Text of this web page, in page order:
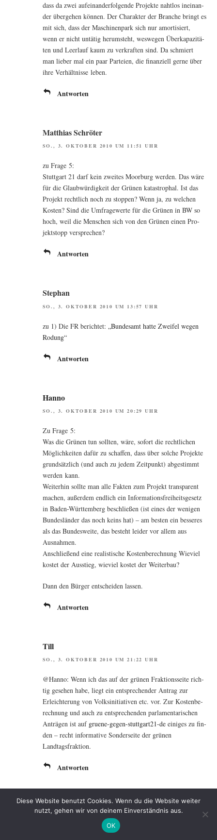
dass da zwei auf­ein­an­der­fol­gen­de Pro­jek­te naht­los inein­an­
der über­ge­hen kön­nen. Der Cha­rak­ter der Bran­che bringt es
mit sich, dass der Maschi­nen­park sich nur amor­ti­siert,
wenn er nicht untä­tig her­um­steht, wes­we­gen Über­ka­pa­zi­tä­
ten und Leer­lauf kaum zu ver­kraf­ten sind. Da schmiert
man lie­ber mal ein paar Par­tei­en, die finan­zi­ell ger­ne über
ihre Ver­hält­nis­se leben.
Antworten
Matthias Schröter
SO., 3. OKTOBER 2010 UM 11:51 UHR
zu Fra­ge 5:
Stutt­gart 21 darf kein zwei­tes Moor­burg wer­den. Das wäre
für die Glaub­wür­dig­keit der Grü­nen kata­stro­phal. Ist das
Pro­jekt recht­lich noch zu stop­pen? Wenn ja, zu wel­chen
Kos­ten? Sind die Umfra­ge­wer­te für die Grü­nen in BW so
hoch, weil die Men­schen sich von den Grü­nen einen Pro­
jekt­stopp versprechen?
Antworten
Stephan
SO., 3. OKTOBER 2010 UM 13:57 UHR
zu 1) Die FR berich­tet: „Bun­des­amt hat­te Zwei­fel wegen
Rodung“
Antworten
Hanno
SO., 3. OKTOBER 2010 UM 20:29 UHR
Zu Fra­ge 5:
Was die Grü­nen tun soll­ten, wäre, sofort die recht­li­chen
Mög­lich­kei­ten dafür zu schaf­fen, dass über sol­che Pro­jek­te
grund­sätz­lich (und auch zu jedem Zeit­punkt) abge­stimmt
wer­den kann.
Wei­ter­hin soll­te man alle Fak­ten zum Pro­jekt trans­pa­rent
machen, außer­dem end­lich ein Infor­ma­ti­ons­frei­heits­ge­setz
in Baden-Würt­tem­berg beschlie­ßen (ist eines der weni­gen
Bun­des­län­der das noch keins hat) – am bes­ten ein bes­se­res
als das Bun­des­wei­te, das besteht lei­der vor allem aus
Ausnahmen.
Anschlie­ßend eine rea­lis­ti­sche Kos­ten­be­rech­nung Wie­viel
kos­tet der Aus­stieg, wie­viel kos­tet der Weiterbau?
Dann den Bür­ger ent­schei­den lassen.
Antworten
Till
SO., 3. OKTOBER 2010 UM 21:22 UHR
@Hanno: Wenn ich das auf der grü­nen Frak­ti­ons­sei­te rich­
tig gese­hen habe, liegt ein ent­spre­chen­der Antrag zur
Erleich­te­rung von Volks­in­itia­ti­ven etc. vor. Zur Kos­ten­be­
rech­nung und auch zu ent­spre­chen­den par­la­men­ta­ri­schen
Anträ­gen ist auf grue­ne-gegen-stutt­gar­t21-deeini­ges zu fin­
den – recht infor­ma­ti­ve Son­der­sei­te der grü­nen
Landtagsfraktion.
Antworten
Christian Reinboth
MO., 4. OKTOBER 2010 UM 09:04 UHR
Diese Website benutzt Cookies. Wenn du die Website weiter
nutzt, gehen wir von deinem Einverständnis aus.
OK